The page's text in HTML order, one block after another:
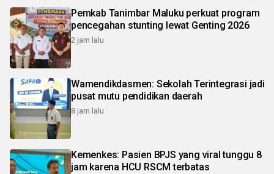
Pemkab Tanimbar Maluku perkuat program
pencegahan stunting lewat Genting 2026
2 jam lalu
Wamendikdasmen: Sekolah Terintegrasi jadi
pusat mutu pendidikan daerah
8 jam lalu
Kemenkes: Pasien BPJS yang viral tunggu 8
jam karena HCU RSCM terbatas